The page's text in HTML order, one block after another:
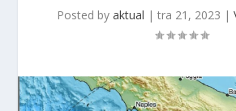
Posted by aktual | tra 21, 2023 |